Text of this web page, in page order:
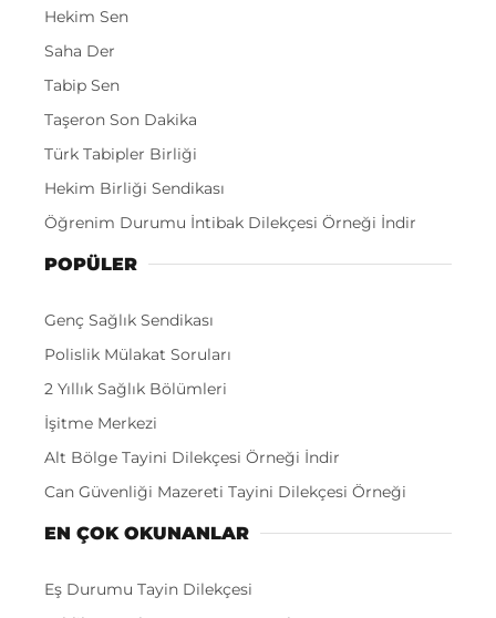
Hekim Sen
Saha Der
Tabip Sen
Taşeron Son Dakika
Türk Tabipler Birliği
Hekim Birliği Sendikası
Öğrenim Durumu İntibak Dilekçesi Örneği İndir
POPÜLER
Genç Sağlık Sendikası
Polislik Mülakat Soruları
2 Yıllık Sağlık Bölümleri
İşitme Merkezi
Alt Bölge Tayini Dilekçesi Örneği İndir
Can Güvenliği Mazereti Tayini Dilekçesi Örneği
EN ÇOK OKUNANLAR
Eş Durumu Tayin Dilekçesi